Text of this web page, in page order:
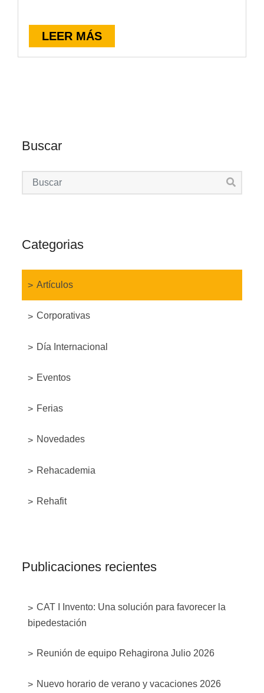
LEER MÁS
Buscar
Categorias
Artículos
Corporativas
Día Internacional
Eventos
Ferias
Novedades
Rehacademia
Rehafit
Publicaciones recientes
CAT I Invento: Una solución para favorecer la
bipedestación
Reunión de equipo Rehagirona Julio 2026
Nuevo horario de verano y vacaciones 2026